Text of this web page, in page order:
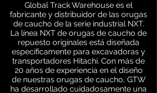
Global Track Warehouse es el
fabricante y distribuidor de las orugas
de caucho de la serie industrial NXT.
La línea NXT de orugas de caucho de
repuesto originales está diseñada
específicamente para excavadoras y
transportadores Hitachi. Con más de
20 años de experiencia en el diseño
de nuestras orugas de caucho, GTW
ha desarrollado cuidadosamente una